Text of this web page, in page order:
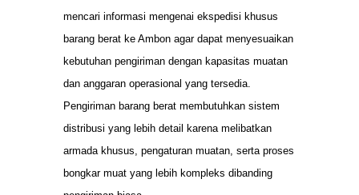
mencari informasi mengenai ekspedisi khusus
barang berat ke Ambon agar dapat menyesuaikan
kebutuhan pengiriman dengan kapasitas muatan
dan anggaran operasional yang tersedia.
Pengiriman barang berat membutuhkan sistem
distribusi yang lebih detail karena melibatkan
armada khusus, pengaturan muatan, serta proses
bongkar muat yang lebih kompleks dibanding